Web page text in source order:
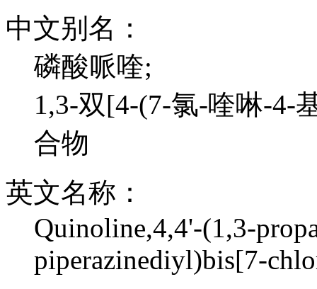
中文别名：
磷酸哌喹;
1,3-双[4-(7-氯-喹啉-4-
合物
英文名称：
Quinoline,4,4'-(1,3-
piperazinediyl)bis[7-